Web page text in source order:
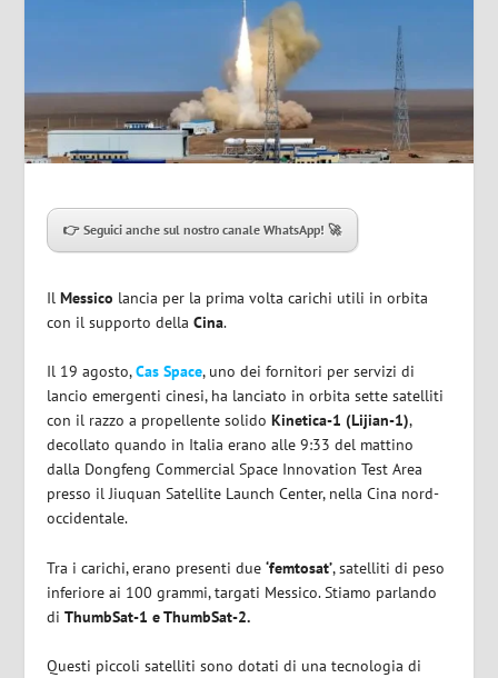
👉 Seguici anche sul nostro canale WhatsApp! 🚀
IlMessico lancia per la prima volta carichi utili in orbita
con il supporto dellaCina.
Il 19 agosto,Cas Space, uno dei fornitori per servizi di
lancio emergenti cinesi, ha lanciato in orbita sette satelliti
con il razzo a propellente solidoKinetica-1 (Lijian-1),
decollato quando in Italia erano alle 9:33 del mattino
dalla Dongfeng Commercial Space Innovation Test Area
presso il Jiuquan Satellite Launch Center, nella Cina nord-
occidentale.
Tra i carichi, erano presenti due‘femtosat’, satelliti di peso
inferiore ai 100 grammi, targati Messico. Stiamo parlando
diThumbSat-1 e ThumbSat-2.
Questi piccoli satelliti sono dotati di una tecnologia di